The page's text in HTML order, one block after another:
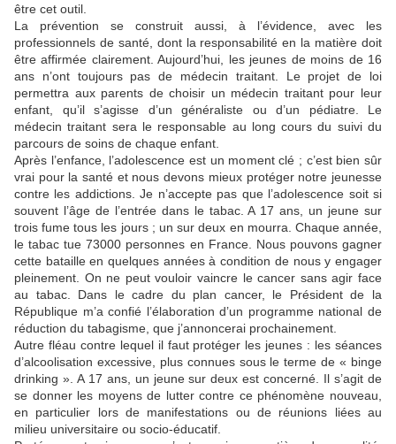
être cet outil.
La prévention se construit aussi, à l’évidence, avec les
professionnels de santé, dont la responsabilité en la matière doit
être affirmée clairement. Aujourd’hui, les jeunes de moins de 16
ans n’ont toujours pas de médecin traitant. Le projet de loi
permettra aux parents de choisir un médecin traitant pour leur
enfant, qu’il s’agisse d’un généraliste ou d’un pédiatre. Le
médecin traitant sera le responsable au long cours du suivi du
parcours de soins de chaque enfant.
Après l’enfance, l’adolescence est un moment clé ; c’est bien sûr
vrai pour la santé et nous devons mieux protéger notre jeunesse
contre les addictions. Je n’accepte pas que l’adolescence soit si
souvent l’âge de l’entrée dans le tabac. A 17 ans, un jeune sur
trois fume tous les jours ; un sur deux en mourra. Chaque année,
le tabac tue 73000 personnes en France. Nous pouvons gagner
cette bataille en quelques années à condition de nous y engager
pleinement. On ne peut vouloir vaincre le cancer sans agir face
au tabac. Dans le cadre du plan cancer, le Président de la
République m’a confié l’élaboration d’un programme national de
réduction du tabagisme, que j’annoncerai prochainement.
Autre fléau contre lequel il faut protéger les jeunes : les séances
d’alcoolisation excessive, plus connues sous le terme de « binge
drinking ». A 17 ans, un jeune sur deux est concerné. Il s’agit de
se donner les moyens de lutter contre ce phénomène nouveau,
en particulier lors de manifestations ou de réunions liées au
milieu universitaire ou socio-éducatif.